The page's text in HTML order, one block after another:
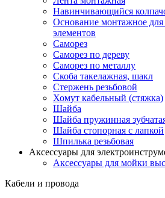
Навинчивающийся
Основание монтажное для
элементов
Саморез
Саморез по дереву
Саморез по металлу
Скоба такелажная, шакл
Стержень резьбовой
Хомут кабельный (стяжка)
Шайба
Шайба пружинная
Шайба стопорная с лапкой
Шпилька резьбовая
Аксессуары для
Аксессуары для мойки
Кабели и провода